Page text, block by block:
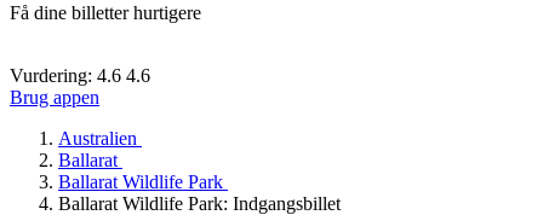
Få dine billetter hurtigere
Vurdering: 4.6 4.6
Brug appen
Australien
Ballarat
Ballarat Wildlife Park
Ballarat Wildlife Park: Indgangsbillet